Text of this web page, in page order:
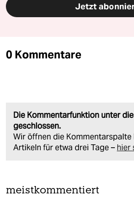
Jetzt
0 Kommentare
Die Kommentarfunktion unter
geschlossen.
Wir öffnen die Kommentarspalte
Artikeln für etwa drei Tage – hier
meistkommentiert